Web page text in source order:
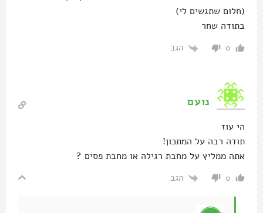
(חלום שתגשים לי)
בתודה שחר
0 הגב
נועם
הי עוז
תודה רבה על המתכון!
אתה ממליץ על מחבת רגילה או מחבת פסים ?
0 הגב